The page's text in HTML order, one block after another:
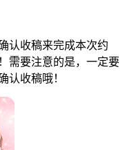
收稿来完成本次约
需要注意的是，一定要
认收稿哦！